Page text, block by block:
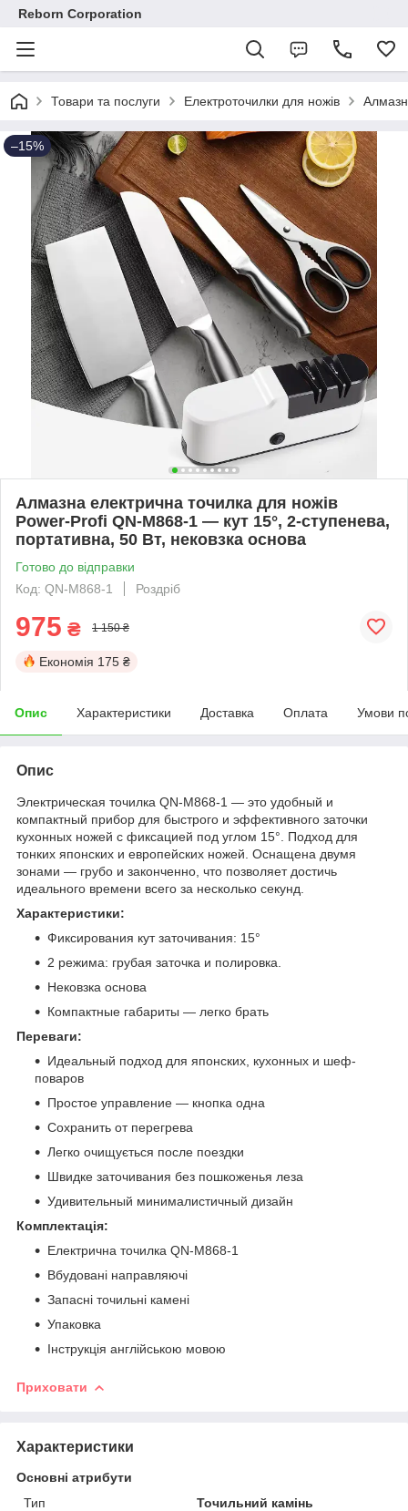
Reborn Corporation
Товари та послуги Електроточилки для ножів
–15%
Алмазна електрична точилка для ножів
Power-Profi QN-M868-1 — кут 15°, 2-ступенева,
портативна, 50 Вт, нековзка основа
Готово до відправки
Код: QN-M868-1
Роздріб
975 ₴ 1 150 ₴
Економія 175 ₴
Опис Характеристики Доставка Оплата Умови
Опис
Электрическая точилка QN-M868-1 — это удобный и
компактный прибор для быстрого и эффективного заточки
кухонных ножей с фиксацией под углом 15°. Подход для
тонких японских и европейских ножей. Оснащена двумя
зонами — грубо и законченно, что позволяет достичь
идеального времени всего за несколько секунд.
Характеристики:
Фиксирования кут заточивания: 15°
2 режима: грубая заточка и полировка.
Нековзка основа
Компактные габариты — легко брать
Переваги:
Идеальный подход для японских, кухонных и шеф-
поваров
Простое управление — кнопка одна
Сохранить от перегрева
Легко очищується после поездки
Швидке заточивания без пошкоженья леза
Удивительный минималистичный дизайн
Комплектація:
Електрична точилка QN-M868-1
Вбудовані направляючі
Запасні точильні камені
Упаковка
Інструкція англійською мовою
Приховати
Характеристики
Основні атрибути
Тип
Точильний камінь